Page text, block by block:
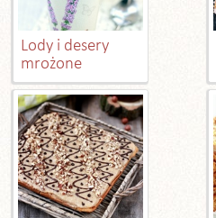
Lody i desery
mrożone